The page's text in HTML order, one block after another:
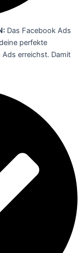
Das Facebook Ads
perfekte
erreichst. Damit